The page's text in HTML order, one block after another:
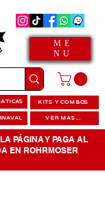
ME
NU
KITS Y COMBOS
VER MAS...
PÁGINA Y PAGA AL
EN ROHRMOSER